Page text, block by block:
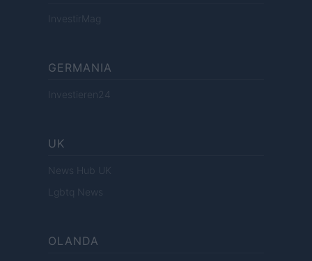
InvestirMag
GERMANIA
Investieren24
UK
News Hub UK
Lgbtq News
OLANDA